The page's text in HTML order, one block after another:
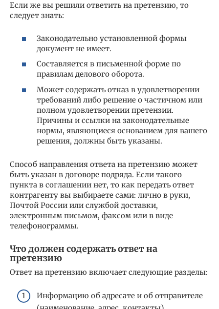
Если же вы решили ответить на претензию, то
следует знать:
Законодательно установленной формы
документ не имеет.
Составляется в письменной форме по
правилам делового оборота.
Может содержать отказ в удовлетворении
требований либо решение о частичном или
полном удовлетворении претензии.
Причины и ссылки на законодательные
нормы, являющиеся основанием для вашего
решения, должны быть указаны.
Способ направления ответа на претензию может
быть указан в договоре подряда. Если такого
пункта в соглашении нет, то как передать ответ
контрагенту вы выбираете сами: лично в руки,
Почтой России или службой доставки,
электронным письмом, факсом или в виде
телефонограммы.
Что должен содержать ответ на
претензию
Ответ на претензию включает следующие разделы:
Информацию об адресате и об отправителе